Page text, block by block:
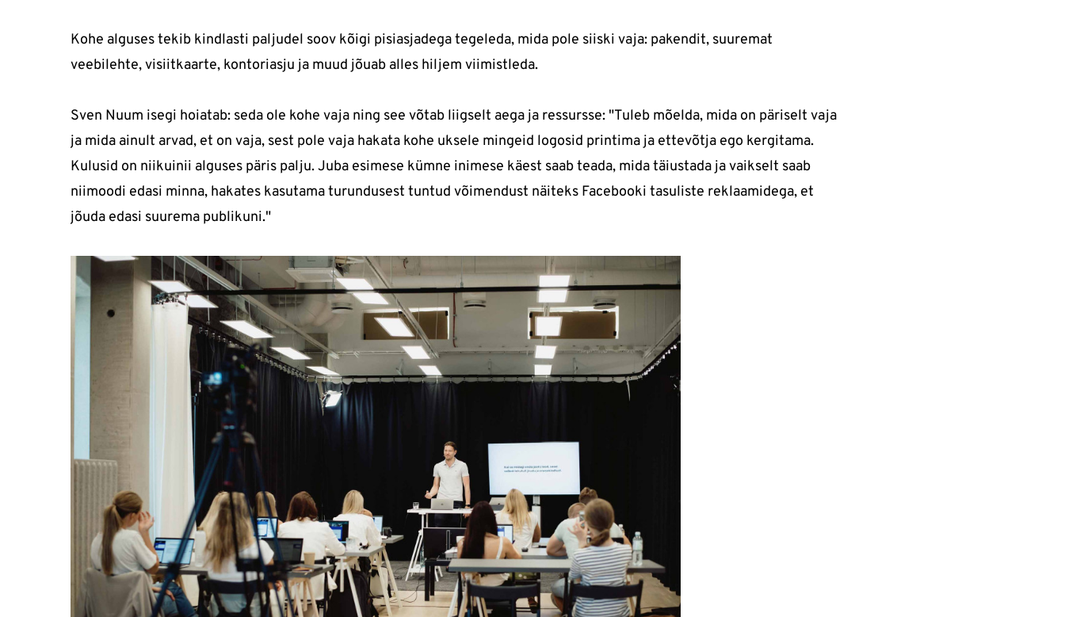
Kohe alguses tekib kindlasti paljudel soov kõigi pisiasjadega tegeleda, mida pole siiski vaja: pakendit, suuremat
veebilehte, visiitkaarte, kontoriasju ja muud jõuab alles hiljem viimistleda.
Sven Nuum isegi hoiatab: seda ole kohe vaja ning see võtab liigselt aega ja ressursse: "Tuleb mõelda, mida on päriselt vaja
ja mida ainult arvad, et on vaja, sest pole vaja hakata kohe uksele mingeid logosid printima ja ettevõtja ego kergitama.
Kulusid on niikuinii alguses päris palju. Juba esimese kümne inimese käest saab teada, mida täiustada ja vaikselt saab
niimoodi edasi minna, hakates kasutama turundusest tuntud võimendust näiteks Facebooki tasuliste reklaamidega, et
jõuda edasi suurema publikuni."